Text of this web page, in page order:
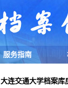
服务指南
大连交通大学档案库